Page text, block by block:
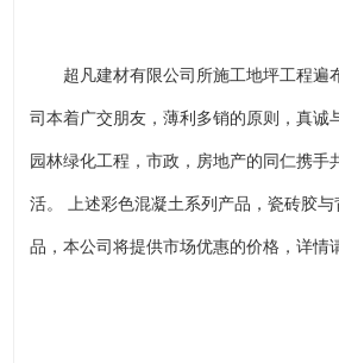
超凡建材有限公司所施工地坪工程遍
司本着广交朋友，薄利多销的原则，真诚
园林绿化工程，市政，房地产的同仁携手
活。 上述彩色混凝土系列产品，瓷砖胶
品，本公司将提供市场优惠的价格，详情